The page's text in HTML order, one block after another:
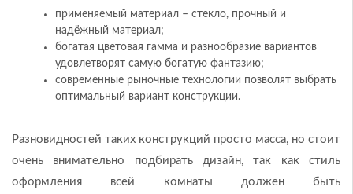
применяемый материал – стекло, прочный и
надёжный материал;
богатая цветовая гамма и разнообразие вариантов
удовлетворят самую богатую фантазию;
современные рыночные технологии позволят выбрать
оптимальный вариант конструкции.
Разновидностей таких конструкций просто масса, но стоит
очень внимательно подбирать дизайн, так как стиль
оформления всей комнаты должен быть